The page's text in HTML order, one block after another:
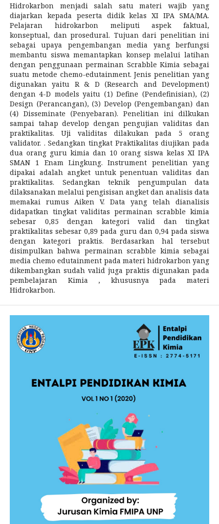
Hidrokarbon menjadi salah satu materi wajib yang
diajarkan kepada peserta didik kelas XI IPA SMA/MA.
Pelajaran hidrokarbon meliputi aspek faktual,
konseptual, dan prosedural. Tujuan dari penelitian ini
sebagai upaya pengembangan media yang berfungsi
membantu siswa memantapkan konsep melalui latihan
dengan penggunaan permainan Scrabble Kimia sebagai
suatu metode chemo-edutainment. Jenis penelitian yang
digunakan yaitu R & D (Research and Development)
dengan 4-D models yaitu (1) Define (Pendefinisian), (2)
Design (Perancangan), (3) Develop (Pengembangan) dan
(4) Disseminate (Penyebaran). Penelitian ini dilkukan
sampai tahap develop dengan pengujian validitas dan
praktikalitas. Uji validitas dilakukan pada 5 orang
validator. . Sedangkan tingkat Praktikalitas diujikan pada
dua orang guru kimia dan 10 orang siswa kelas XI IPA
SMAN 1 Enam Lingkung. Instrument penelitian yang
dipakai adalah angket untuk penentuan validitas dan
praktikalitas. Sedangkan teknik pengumpulan data
dilaksanakan melalui pengisisan angket dan analisis data
memakai rumus Aiken V. Data yang telah dianalisis
didapatkan tingkat validitas permainan scrabble kimia
sebesar 0,85 dengan kategori valid dan tingkat
praktikalitas sebesar 0,89 pada guru dan 0,94 pada siswa
dengan kategori praktis. Berdasarkan hal tersebut
disimpulkan bahwa permainan scrabble kimia sebagai
media chemo edutainment pada materi hidrokarbon yang
dikembangkan sudah valid juga praktis digunakan pada
pembelajaran Kimia , khususnya pada materi
Hidrokarbon.